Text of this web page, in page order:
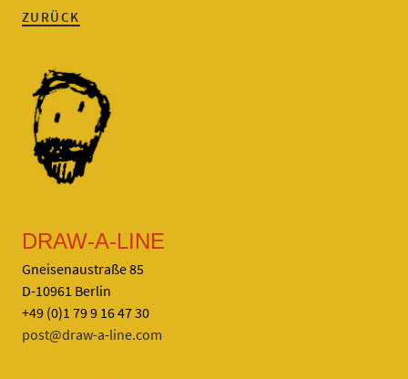
ZURÜCK
DRAW-A-LINE
Gneisenaustraße 85
D-10961 Berlin
+49 (0)1 79 9 16 47 30
post@draw-a-line.com